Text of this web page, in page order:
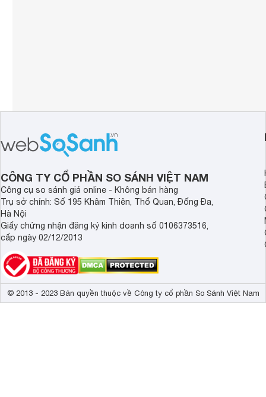
CÔNG TY CỔ PHẦN SO SÁNH VIỆT NAM
Công cụ so sánh giá online - Không bán hàng
Trụ sở chính: Số 195 Khâm Thiên, Thổ Quan, Đống Đa,
Hà Nội
Giấy chứng nhận đăng ký kinh doanh số 0106373516,
cấp ngày 02/12/2013
© 2013 - 2023 Bản quyền thuộc về Công ty cổ phần So Sánh Việt Nam